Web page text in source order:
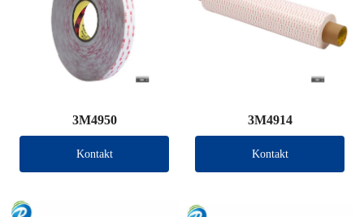
3M4950
Kontakt
3M4914
Kontakt